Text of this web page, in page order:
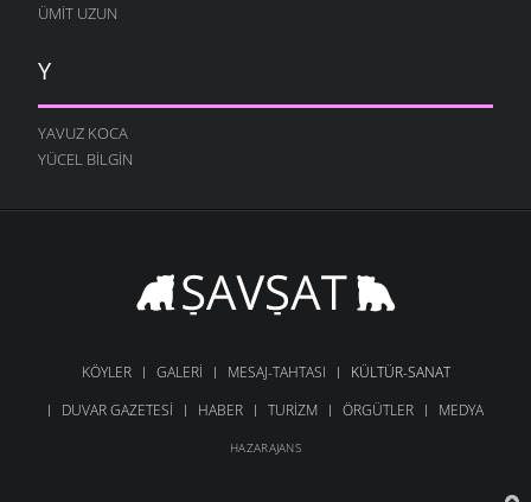
ÜMIT UZUN
Y
YAVUZ KOCA
YÜCEL BILGIN
KÖYLER GALERI MESAJ-TAHTASI
KÜLTÜR-SANAT
DUVAR GAZETESI
HABER TURIZM ÖRGÜTLER MEDYA
HAZARAJANS